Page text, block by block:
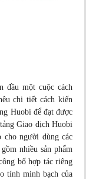
đầu một cuộc cách
chi tiết cách kiến
Huobi để đạt được
Giao dịch Huobi
cho người dùng các
nhiều sản phẩm
bố hợp tác riêng
tính minh bạch của